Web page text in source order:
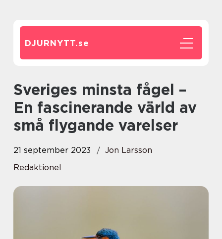
DJURNYTT.se
Sveriges minsta fågel –
En fascinerande värld av
små flygande varelser
21 september 2023
Jon Larsson
Redaktionel